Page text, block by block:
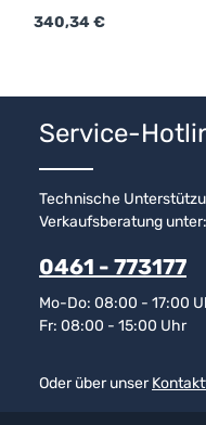
Freenet-
Analog-
Freenet1x NX-
Antenne KRA-26M1x
Regulärer Preis:
340,34 €
Produkt
Service-
Technische
Verkaufsberatung unter:
0461 - 773177
Mo-Do: 08:00 - 17:00
Fr: 08:00 - 15:00 Uhr
Oder über unser